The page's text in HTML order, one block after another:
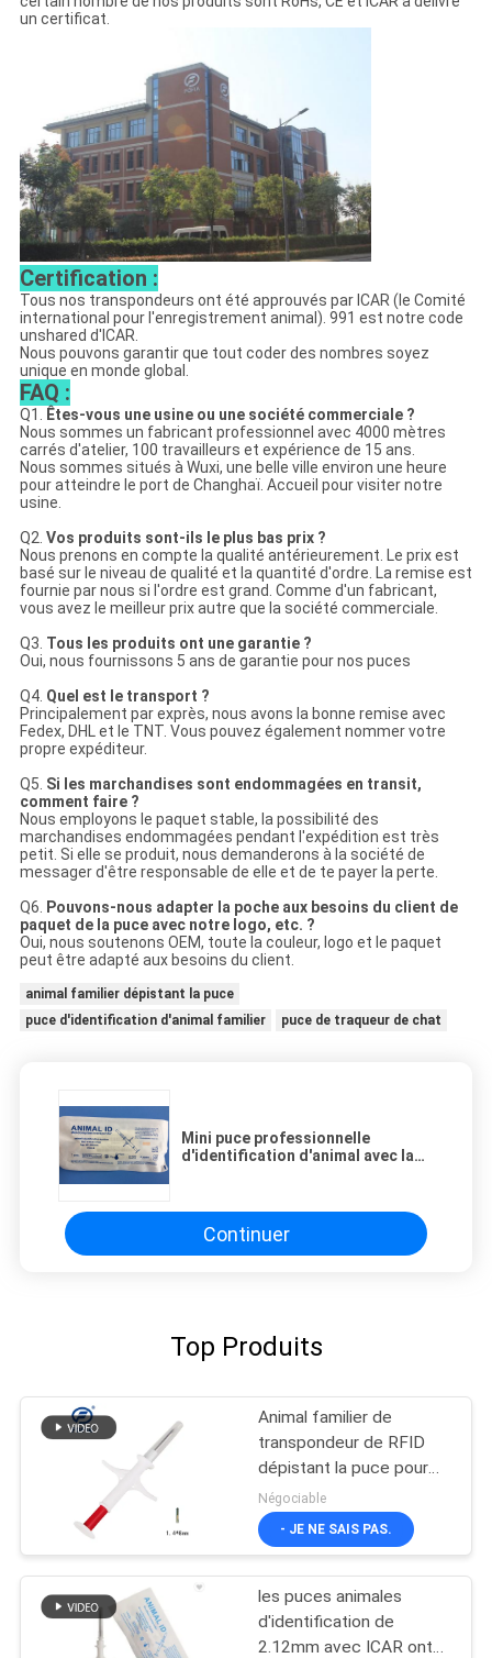
un certificat.
Certification :
Tous nos transpondeurs ont été approuvés par ICAR (le Comité
international pour l'enregistrement animal). 991 est notre code
unshared d'ICAR.
Nous pouvons garantir que tout coder des nombres soyez
unique en monde global.
FAQ :
Q1. Êtes-vous une usine ou une société commerciale ?
Nous sommes un fabricant professionnel avec 4000 mètres
carrés d'atelier, 100 travailleurs et expérience de 15 ans.
Nous sommes situés à Wuxi, une belle ville environ une heure
pour atteindre le port de Changhaï. Accueil pour visiter notre
usine.
Q2. Vos produits sont-ils le plus bas prix ?
Nous prenons en compte la qualité antérieurement. Le prix est
basé sur le niveau de qualité et la quantité d'ordre. La remise est
fournie par nous si l'ordre est grand. Comme d'un fabricant,
vous avez le meilleur prix autre que la société commerciale.
Q3. Tous les produits ont une garantie ?
Oui, nous fournissons 5 ans de garantie pour nos puces
Q4. Quel est le transport ?
Principalement par exprès, nous avons la bonne remise avec
Fedex, DHL et le TNT. Vous pouvez également nommer votre
propre expéditeur.
Q5. Si les marchandises sont endommagées en transit,
comment faire ?
Nous employons le paquet stable, la possibilité des
marchandises endommagées pendant l'expédition est très
petit. Si elle se produit, nous demanderons à la société de
messager d'être responsable de elle et de te payer la perte.
Q6. Pouvons-nous adapter la poche aux besoins du client de
paquet de la puce avec notre logo, etc. ?
Oui, nous soutenons OEM, toute la couleur, logo et le paquet
peut être adapté aux besoins du client.
animal familier dépistant la puce
puce d'identification d'animal familier
puce de traqueur de chat
Mini puce professionnelle
d'identification d'animal avec la
Continuer
Top Produits
Animal familier de
transpondeur de RFID
dépistant la puce pour
l'animal
Négociable
- JE NE SAIS PAS.
les puces animales
d'identification de
2.12mm avec ICAR ont